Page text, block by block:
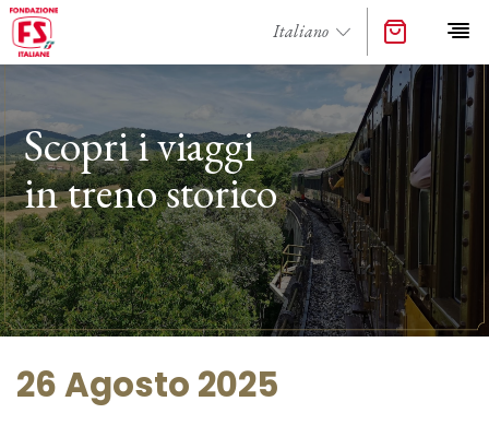
Scopri i viaggi
in treno storico
26 Agosto 2025